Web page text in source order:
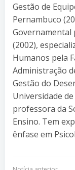
Gestão de
Pernambuco
Governamental
(2002),
Humanos pela
Administração
Gestão do
Universidade
professora da
Ensino. Tem
ênfase em